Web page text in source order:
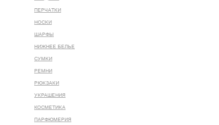
ПЕРЧАТКИ
НОСКИ
ШАРФЫ
НИЖНЕЕ БЕЛЬЕ
СУМКИ
РЕМНИ
РЮКЗАКИ
УКРАШЕНИЯ
КОСМЕТИКА
ПАРФЮМЕРИЯ